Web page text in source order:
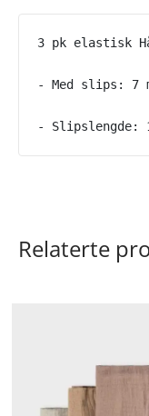
3 pk elastisk
- Med slips: 7
- Slipslengde:
Relaterte